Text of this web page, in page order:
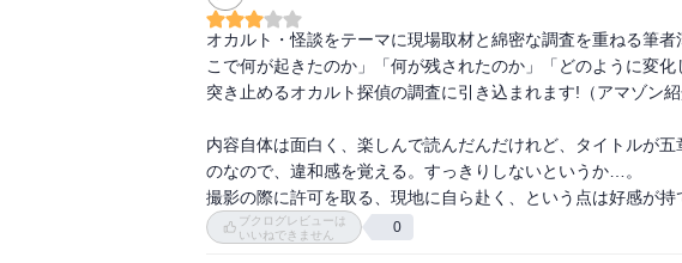
オカルト・怪談をテーマに現場取材と綿密な調査を重ねる筆
こで何が起きたのか」「何が残されたのか」「どのように変
突き止めるオカルト探偵の調査に引き込まれます!（アマゾン紹
内容自体は面白く、楽しんで読んだんだけれど、タイトルが
のなので、違和感を覚える。すっきりしないというか…。
撮影の際に許可を取る、現地に自ら赴く、という点は好感が持
ブクログレビューは
いいねできません
0